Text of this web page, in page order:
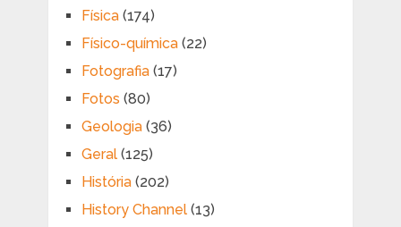
Física(174)
Físico-química(22)
Fotografia(17)
Fotos (80)
Geologia(36)
Geral(125)
História(202)
History Channel(13)